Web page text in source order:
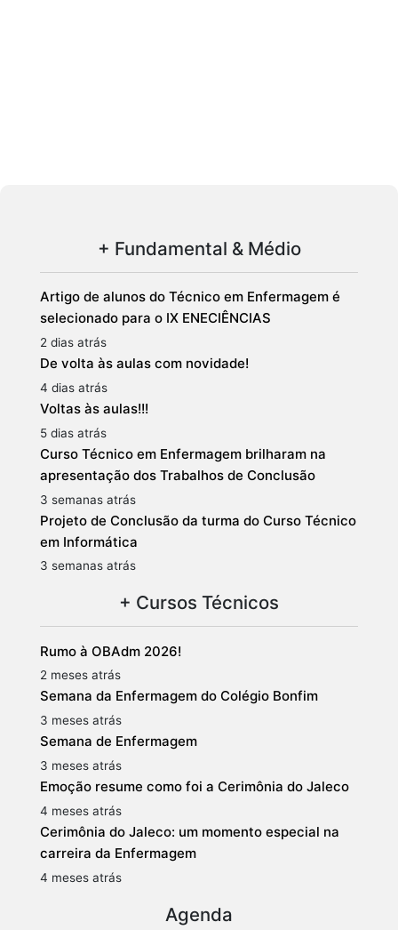
+ Fundamental & Médio
Artigo de alunos do Técnico em Enfermagem é
selecionado para o IX ENECIÊNCIAS
2 dias atrás
De volta às aulas com novidade!
4 dias atrás
Voltas às aulas!!!
5 dias atrás
Curso Técnico em Enfermagem brilharam na
apresentação dos Trabalhos de Conclusão
3 semanas atrás
Projeto de Conclusão da turma do Curso Técnico
em Informática
3 semanas atrás
+ Cursos Técnicos
Rumo à OBAdm 2026!
2 meses atrás
Semana da Enfermagem do Colégio Bonfim
3 meses atrás
Semana de Enfermagem
3 meses atrás
Emoção resume como foi a Cerimônia do Jaleco
4 meses atrás
Cerimônia do Jaleco: um momento especial na
carreira da Enfermagem
4 meses atrás
Agenda